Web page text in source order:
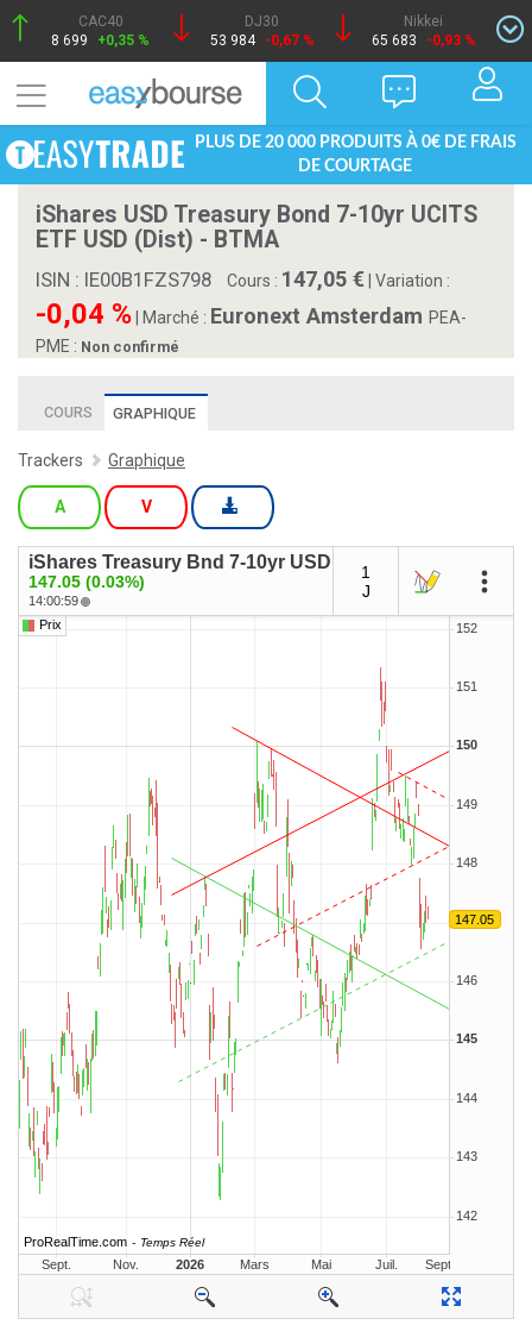
CAC40
8 699
+0,35 %
DJ30
53 984 -0,67 %
Nikkei
65 683
-0,93 %
PLUS DE 20 000 PRODUITS À 0€ DE FRAIS
DE COURTAGE
iShares USD Treasury Bond 7-10yr UCITS
ETF USD (Dist) - BTMA
ISIN : IE00B1FZS798 Cours : 147,05 Variation :
-0,04 % Marché : Euronext Amsterdam PEA-
PME : Non confirmé
COURS GRAPHIQUE
Trackers Graphique
A V